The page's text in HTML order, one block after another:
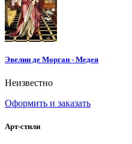
Эвелин де Морган - Медея
Неизвестно
Оформить и заказать
Арт-стили